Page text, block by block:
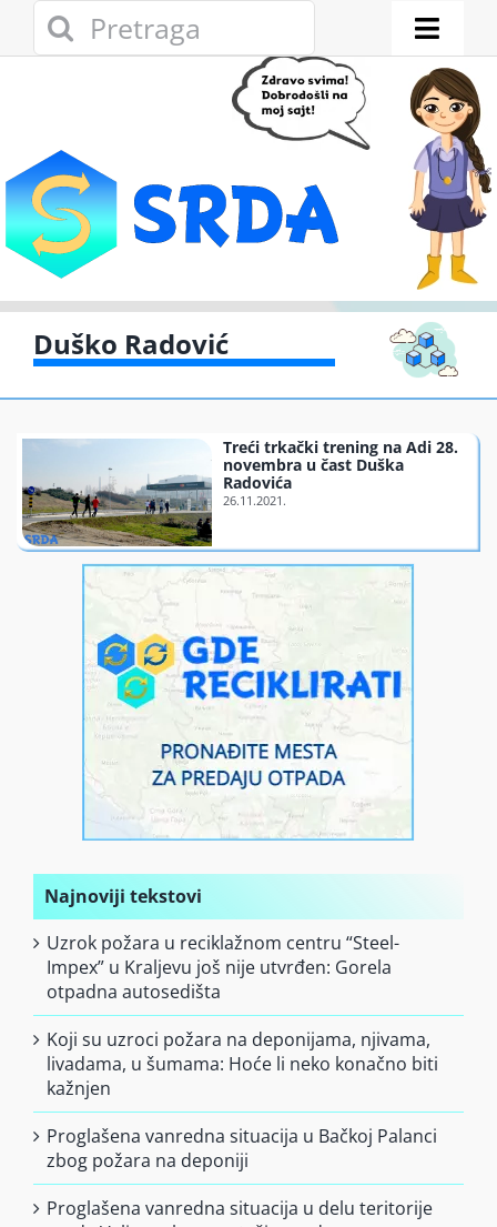
Search
for:
Toggle
Eko adresar
Eko pravo
Gde reciklirati
Zelena privreda
Finansiranje
O nama
Duško Radović
Treći trkački trening na Adi 28.
novembra u čast Duška
Radovića
Najnoviji tekstovi
Uzrok požara u reciklažnom centru “Steel-
Impex” u Kraljevu još nije utvrđen: Gorela
otpadna autosedišta
Koji su uzroci požara na deponijama, njivama,
livadama, u šumama: Hoće li neko konačno biti
kažnjen
Proglašena vanredna situacija u Bačkoj Palanci
zbog požara na deponiji
Proglašena vanredna situacija u delu teritorije